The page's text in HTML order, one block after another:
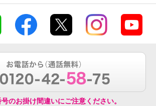
のお掛け間違いにご注意ください。